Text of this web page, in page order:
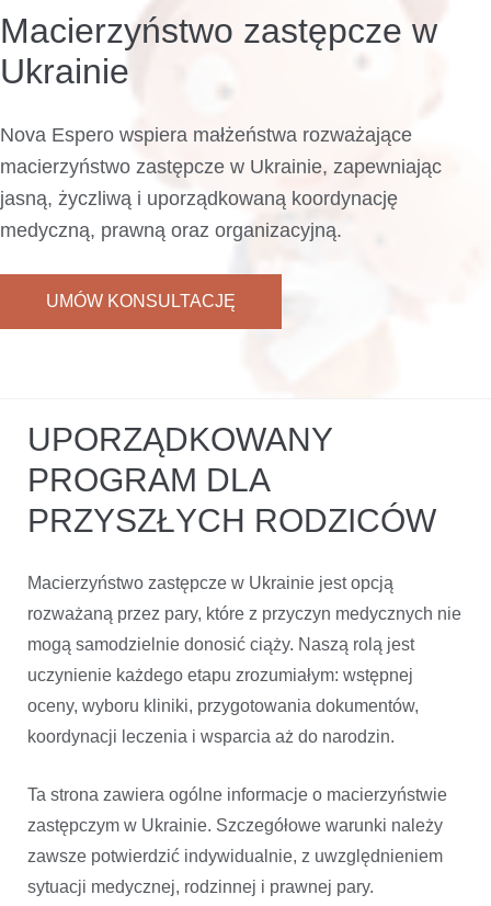
Macierzyństwo zastępcze w
Ukrainie
Nova Espero wspiera małżeństwa rozważające
macierzyństwo zastępcze w Ukrainie, zapewniając
jasną, życzliwą i uporządkowaną koordynację
medyczną, prawną oraz organizacyjną.
UMÓW KONSULTACJĘ
UPORZĄDKOWANY
PROGRAM DLA
PRZYSZŁYCH RODZICÓW
Macierzyństwo zastępcze w Ukrainie jest opcją
rozważaną przez pary, które z przyczyn medycznych nie
mogą samodzielnie donosić ciąży. Naszą rolą jest
uczynienie każdego etapu zrozumiałym: wstępnej
oceny, wyboru kliniki, przygotowania dokumentów,
koordynacji leczenia i wsparcia aż do narodzin.
Ta strona zawiera ogólne informacje o macierzyństwie
zastępczym w Ukrainie. Szczegółowe warunki należy
zawsze potwierdzić indywidualnie, z uwzględnieniem
sytuacji medycznej, rodzinnej i prawnej pary.